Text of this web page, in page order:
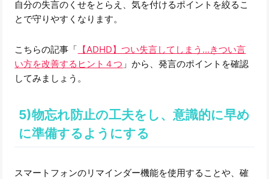
自分の失言のくせをとらえ、気を付けるポイントを絞るこ
とで守りやすくなります。
こちらの記事「 【ADHD】つい失言してしまう…きつい言
い方を改善するヒント４つ 」から、発言のポイントを確認
してみましょう。
5)物忘れ防止の工夫をし、意識的に早め
に準備するようにする
スマートフォンのリマインダー機能を使用することや、確